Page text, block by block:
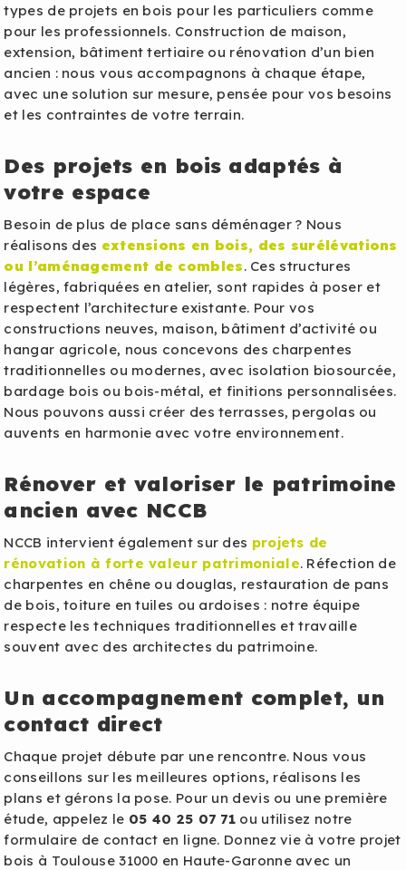
types de projets en bois pour les particuliers comme
pour les professionnels. Construction de maison,
extension, bâtiment tertiaire ou rénovation d’un bien
ancien : nous vous accompagnons à chaque étape,
avec une solution sur mesure, pensée pour vos besoins
et les contraintes de votre terrain.
Des projets en bois adaptés à
votre espace
Besoin de plus de place sans déménager ? Nous
réalisons des extensions en bois, des surélévations
ou l’aménagement de combles. Ces structures
légères, fabriquées en atelier, sont rapides à poser et
respectent l’architecture existante. Pour vos
constructions neuves, maison, bâtiment d’activité ou
hangar agricole, nous concevons des charpentes
traditionnelles ou modernes, avec isolation biosourcée,
bardage bois ou bois-métal, et finitions personnalisées.
Nous pouvons aussi créer des terrasses, pergolas ou
auvents en harmonie avec votre environnement.
Rénover et valoriser le patrimoine
ancien avec NCCB
NCCB intervient également sur des projets de
rénovation à forte valeur patrimoniale. Réfection de
charpentes en chêne ou douglas, restauration de pans
de bois, toiture en tuiles ou ardoises : notre équipe
respecte les techniques traditionnelles et travaille
souvent avec des architectes du patrimoine.
Un accompagnement complet, un
contact direct
Chaque projet débute par une rencontre. Nous vous
conseillons sur les meilleures options, réalisons les
plans et gérons la pose. Pour un devis ou une première
étude, appelez le 05 40 25 07 71 ou utilisez notre
formulaire de contact en ligne. Donnez vie à votre projet
bois à Toulouse 31000 en Haute-Garonne avec un